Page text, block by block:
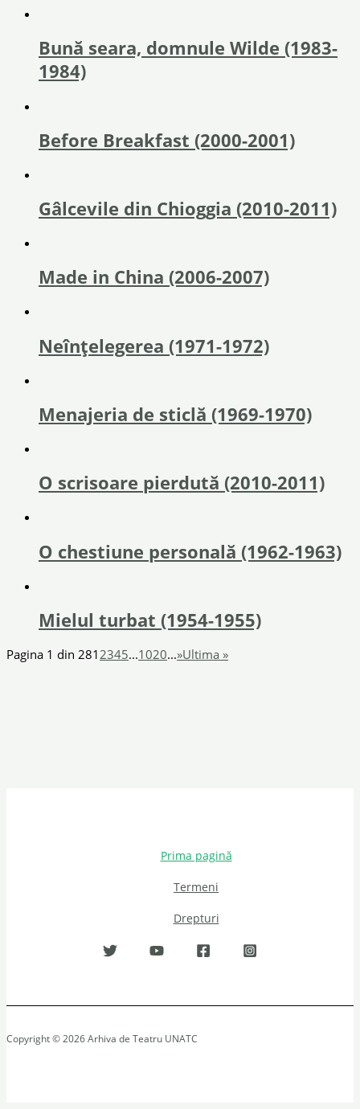
Bună seara, domnule Wilde (1983-
1984)
Before Breakfast (2000-2001)
Gâlcevile din Chioggia (2010-2011)
Made in China (2006-2007)
Neînțelegerea (1971-1972)
Menajeria de sticlă (1969-1970)
O scrisoare pierdută (2010-2011)
O chestiune personală (1962-1963)
Mielul turbat (1954-1955)
Pagina 1 din 2812345...1020...»Ultima »
Prima pagină
Termeni
Drepturi
Copyright © 2026 Arhiva de Teatru UNATC